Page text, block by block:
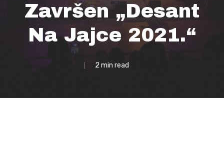
Završen „Desant
Na Jajce 2021.“
2 min read